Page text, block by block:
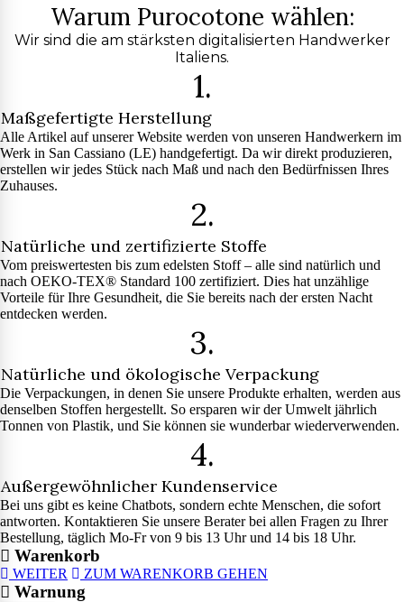
Warum Purocotone wählen:
Wir sind die am stärksten digitalisierten Handwerker
Italiens.
1.
Maßgefertigte Herstellung
Alle Artikel auf unserer Website werden von unseren Handwerkern im
Werk in San Cassiano (LE) handgefertigt. Da wir direkt produzieren,
erstellen wir jedes Stück nach Maß und nach den Bedürfnissen Ihres
Zuhauses.
2.
Natürliche und zertifizierte Stoffe
Vom preiswertesten bis zum edelsten Stoff – alle sind natürlich und
nach OEKO-TEX® Standard 100 zertifiziert. Dies hat unzählige
Vorteile für Ihre Gesundheit, die Sie bereits nach der ersten Nacht
entdecken werden.
3.
Natürliche und ökologische Verpackung
Die Verpackungen, in denen Sie unsere Produkte erhalten, werden aus
denselben Stoffen hergestellt. So ersparen wir der Umwelt jährlich
Tonnen von Plastik, und Sie können sie wunderbar wiederverwenden.
4.
Außergewöhnlicher Kundenservice
Bei uns gibt es keine Chatbots, sondern echte Menschen, die sofort
antworten. Kontaktieren Sie unsere Berater bei allen Fragen zu Ihrer
Bestellung, täglich Mo-Fr von 9 bis 13 Uhr und 14 bis 18 Uhr.
Warenkorb
WEITER ZUM WARENKORB GEHEN
Warnung